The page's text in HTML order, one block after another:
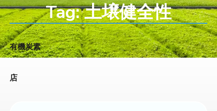
有機炭素
店
Tag: 土壌健全性